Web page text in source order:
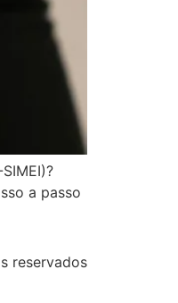
a passo
reservados